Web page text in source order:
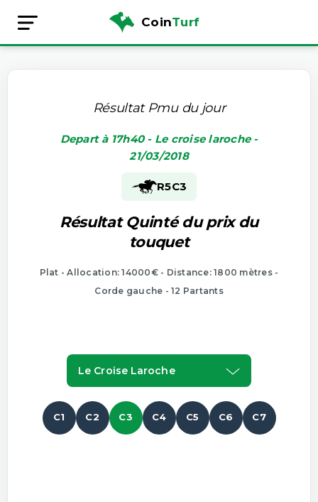
CoinTurf
Résultat Pmu du jour
Depart à 17h40 - Le croise laroche -
21/03/2018
R5C3
Résultat Quinté du prix du
touquet
Plat - Allocation: 14000€ - Distance: 1800 mètres -
Corde gauche - 12 Partants
Le Croise Laroche
C1 C2 C3 C4 C5 C6 C7